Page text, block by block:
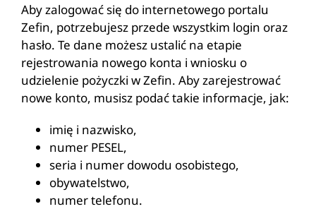
Aby zalogować się do internetowego portalu
Zefin, potrzebujesz przede wszystkim login oraz
hasło. Te dane możesz ustalić na etapie
rejestrowania nowego konta i wniosku o
udzielenie pożyczki w Zefin. Aby zarejestrować
nowe konto, musisz podać takie informacje, jak:
imię i nazwisko,
numer PESEL,
seria i numer dowodu osobistego,
obywatelstwo,
numer telefonu.